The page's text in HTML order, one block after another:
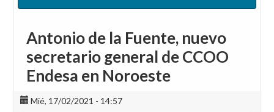
Antonio de la Fuente, nuevo
secretario general de CCOO
Endesa en Noroeste
Mié, 17/02/2021 - 14:57